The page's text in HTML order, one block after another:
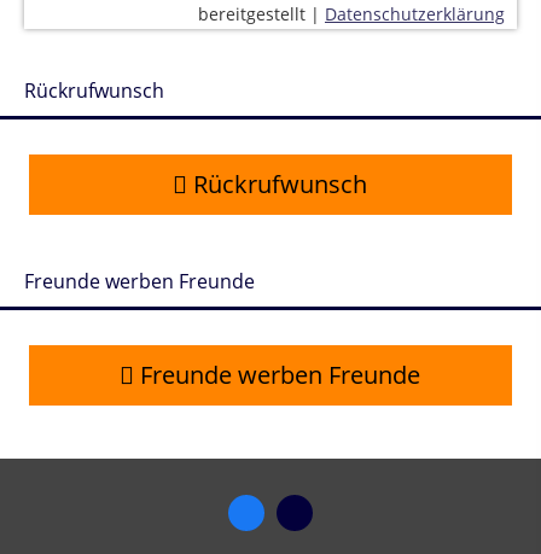
bereitgestellt | Datenschutzerklärung
Rückrufwunsch
Rückrufwunsch
Freunde werben Freunde
Freunde werben Freunde